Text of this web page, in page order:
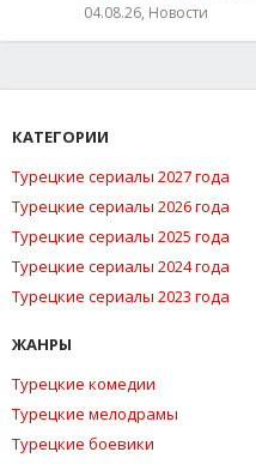
04.08.26, Новости
КАТЕГОРИИ
Турецкие сериалы 2027 года
Турецкие сериалы 2026 года
Турецкие сериалы 2025 года
Турецкие сериалы 2024 года
Турецкие сериалы 2023 года
ЖАНРЫ
Турецкие комедии
Турецкие мелодрамы
Турецкие боевики